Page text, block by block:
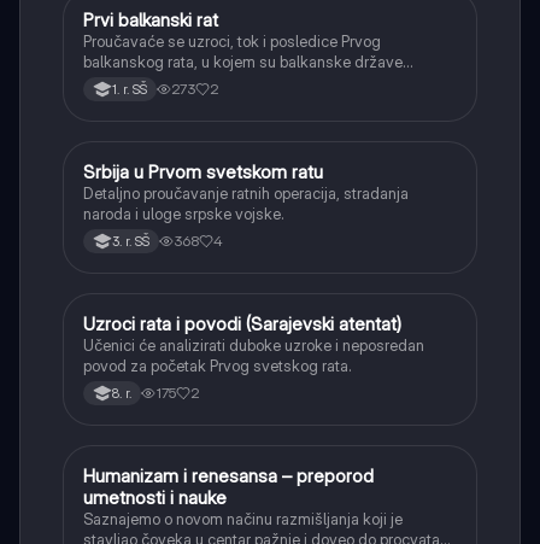
Istorija
Prvi balkanski rat
Proučavaće se uzroci, tok i posledice Prvog
balkanskog rata, u kojem su balkanske države
oslobodile veći deo teritorija od Osmanskog carstva.
1. r. SŠ 273 2
Istorija
Srbija u Prvom svetskom ratu
Detaljno proučavanje ratnih operacija, stradanja
naroda i uloge srpske vojske.
3. r. SŠ 368 4
Istorija
Uzroci rata i povodi (Sarajevski atentat)
Učenici će analizirati duboke uzroke i neposredan
povod za početak Prvog svetskog rata.
8. r. 175 2
Istorija
Humanizam i renesansa – preporod
umetnosti i nauke
Saznajemo o novom načinu razmišljanja koji je
stavljao čoveka u centar pažnje i doveo do procvata